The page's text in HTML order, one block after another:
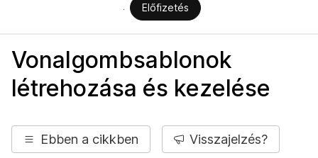
Előfizetés
Vonalgombsablonok
létrehozása és kezelése
Ebben a cikkben Visszajelzés?